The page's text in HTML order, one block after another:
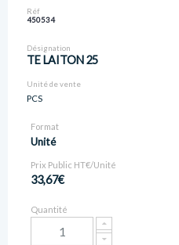
Réf
450534
Désignation
TE LAITON 25
Unité de vente
PCS
Format
Unité
Prix Public HT€/Unité
33,67€
Quantité